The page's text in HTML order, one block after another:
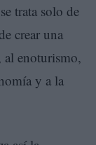
trata solo de
crear una
al enoturismo,
y a la